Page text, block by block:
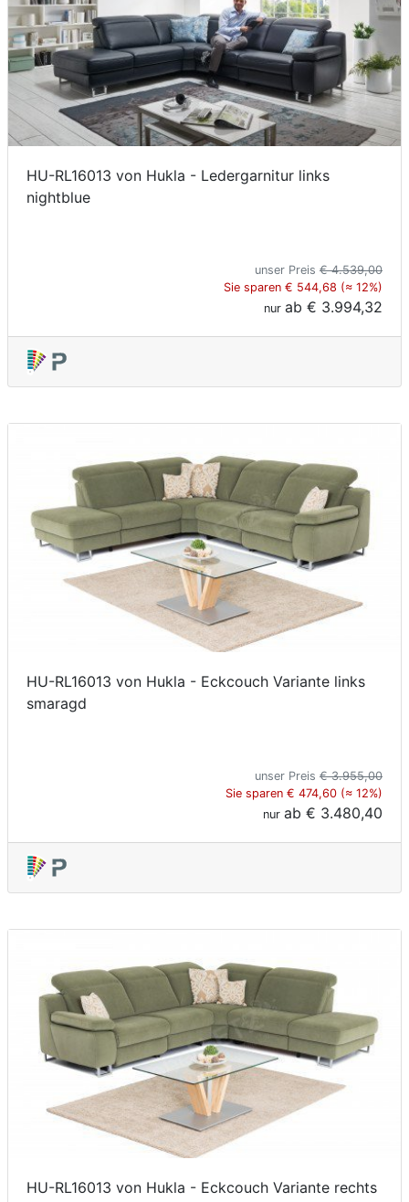
HU-RL16013 von Hukla - Ledergarnitur links
nightblue
unser Preis € 4.539,00
Sie sparen € 544,68 (≈ 12%)
nur ab € 3.994,32
HU-RL16013 von Hukla - Eckcouch Variante links
smaragd
unser Preis € 3.955,00
Sie sparen € 474,60 (≈ 12%)
nur ab € 3.480,40
HU-RL16013 von Hukla - Eckcouch Variante rechts